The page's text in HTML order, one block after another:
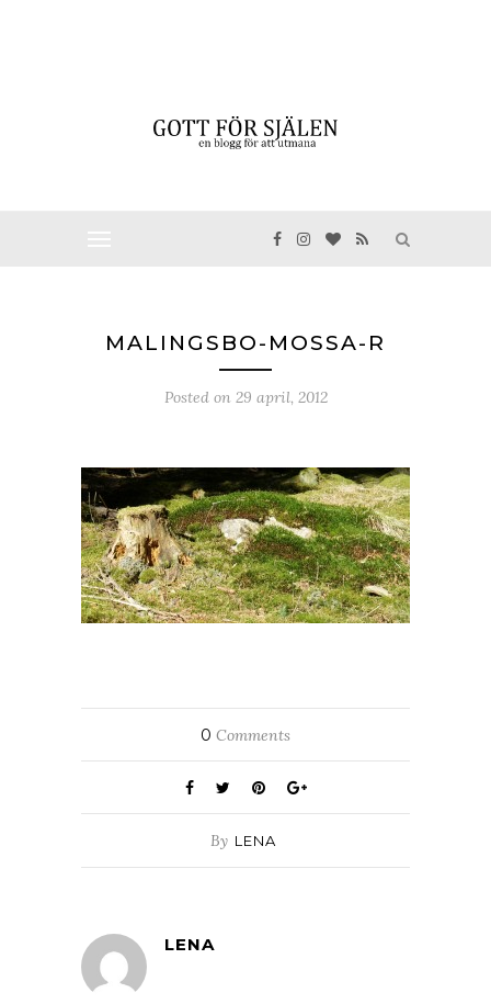
MALINGSBO-MOSSA-R
Posted on 29 april, 2012
0 Comments
By LENA
LENA